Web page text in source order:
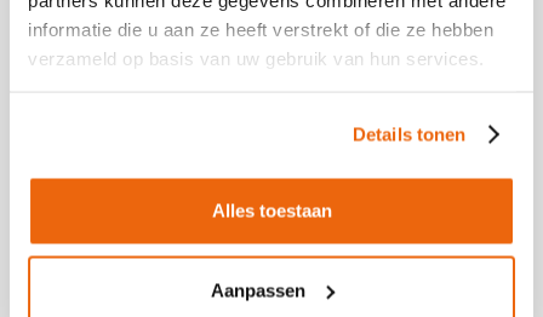
informatie die u aan ze heeft verstrekt of die ze hebben
verzameld op basis van uw gebruik van hun services.
Details tonen
Alles toestaan
Aanpassen
Meegroeien met de Beste
Elektronicawinkel van Nederland?
elektronica, van een wasmachine tot TV en
webshop in consumentenelektronica bieden